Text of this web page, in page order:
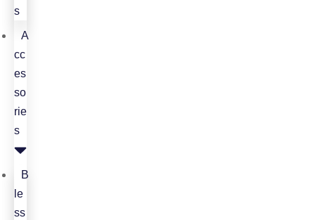
s
A
cc
es
so
rie
s
B
le
ss